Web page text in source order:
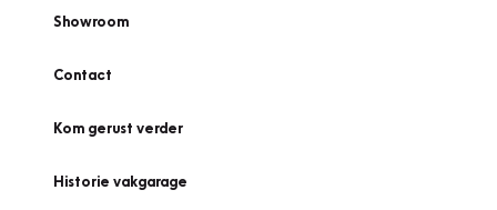
Showroom
Contact
Kom gerust verder
Historie vakgarage